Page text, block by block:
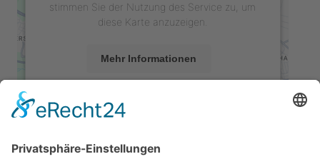
stimmen Sie der Nutzung des Service zu, um
diese Karte anzuzeigen.
Mehr Informationen